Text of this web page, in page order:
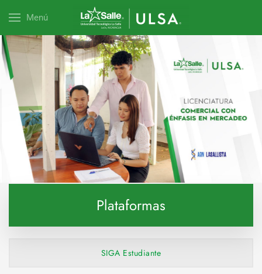
Menú
Explora esta carrera
Plataformas
SIGA Estudiante